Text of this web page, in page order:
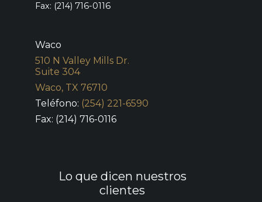
Fax: (214) 716-0116
Waco
510 N Valley Mills Dr.
Suite 304
Waco, TX 76710
Teléfono: (254) 221-6590
Fax: (214) 716-0116
Lo que dicen nuestros
clientes